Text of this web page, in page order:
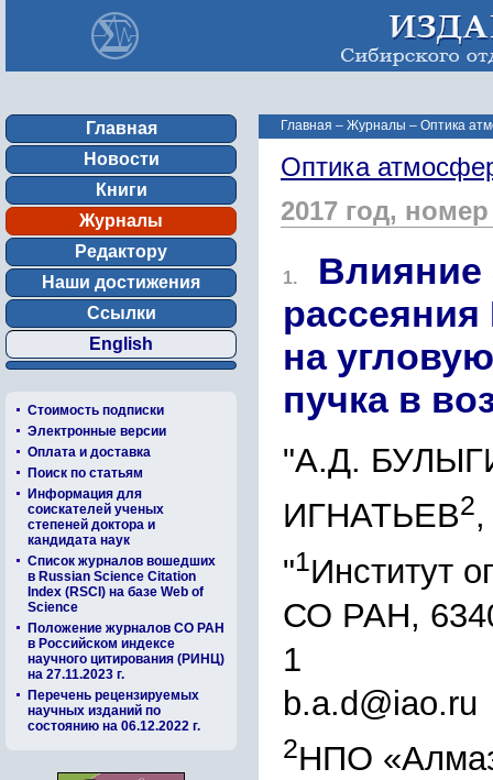
Главная
Новости
Книги
Журналы
Редактору
Наши достижения
Ссылки
English
Стоимость подписки
Электронные версии
Оплата и доставка
Поиск по статьям
Информация для
соискателей ученых
степеней доктора и
кандидата наук
Список журналов вошедших
в Russian Science Citation
Index (RSCI) на базе Web of
Science
Положение журналов СО РАН
в Российском индексе
научного цитирования (РИНЦ)
на 27.11.2023 г.
Перечень рецензируемых
научных изданий по
состоянию на 06.12.2022 г.
Главная – Журналы – Оптика
Оптика
2017 год,
1.
на
пучка в
"А.Д.
ИГНАТЬЕВ2
"1Институт
СО РАН,
1
b.a.d@iao.ru
2НПО